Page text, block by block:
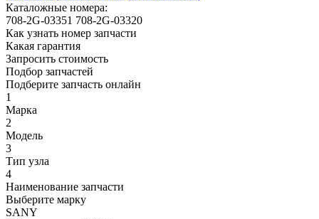
Каталожные номера:
708-2G-03351 708-2G-03320
Как узнать номер запчасти
Какая гарантия
Запросить стоимость
Подбор запчастей
Подберите запчасть онлайн
1
Марка
2
Модель
3
Тип узла
4
Наименование запчасти
Выберите марку
SANY